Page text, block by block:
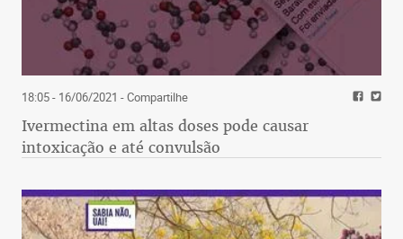
18:05 - 16/06/2021 - Compartilhe
Ivermectina em altas doses pode causar
intoxicação e até convulsão